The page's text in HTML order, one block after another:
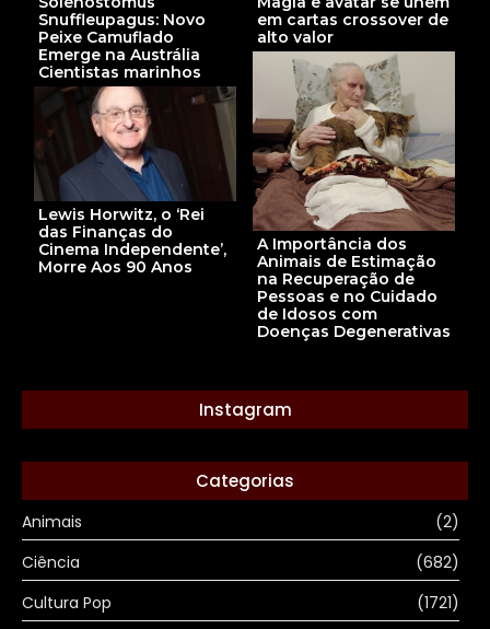
Snuffleupagus: Novo
Peixe Camuflado
Emerge na Austrália
Cientistas marinhos
em cartas crossover de
alto valor
A Importância dos
Animais de Estimação
na Recuperação de
Pessoas e no Cuidado
de Idosos com
Doenças Degenerativas
Lewis Horwitz, o ‘Rei
das Finanças do
Cinema Independente’,
Morre Aos 90 Anos
Instagram
Categorias
Animais
(2)
Ciência
(682)
Cultura Pop
(1721)